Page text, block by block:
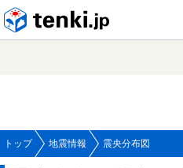
トップ 地震情報 震央分布図